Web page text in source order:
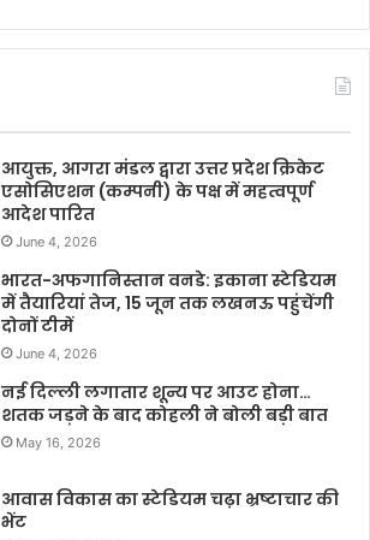
आयुक्त, आगरा मंडल द्वारा उत्तर प्रदेश क्रिकेट
एसोसिएशन (कम्पनी) के पक्ष में महत्वपूर्ण
आदेश पारित
June 4, 2026
भारत-अफगानिस्तान वनडे: इकाना स्टेडियम
में तैयारियां तेज, 15 जून तक लखनऊ पहुंचेंगी
दोनों टीमें
June 4, 2026
नई दिल्ली लगातार शून्य पर आउट होना…
शतक जड़ने के बाद कोहली ने बोली बड़ी बात
May 16, 2026
आवास विकास का स्टेडियम चढ़ा भ्रष्टाचार की
भेंट